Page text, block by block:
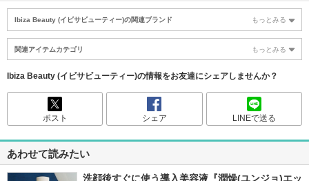
Ibiza Beauty (イビサビューティー)の関連ブランド もっとみる
関連アイテムカテゴリ もっとみる
Ibiza Beauty (イビサビューティー)の情報をお友達にシェアしませんか？
ポスト シェア LINEで送る
あわせて読みたい
洗顔後すぐに使う導入美容液『潤燥(ユンジョ)エッ